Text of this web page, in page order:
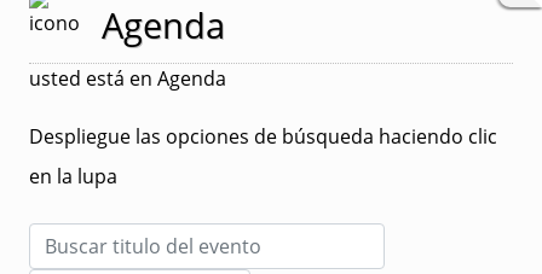
Agenda
usted está en Agenda
Despliegue las opciones de búsqueda haciendo clic
en la lupa